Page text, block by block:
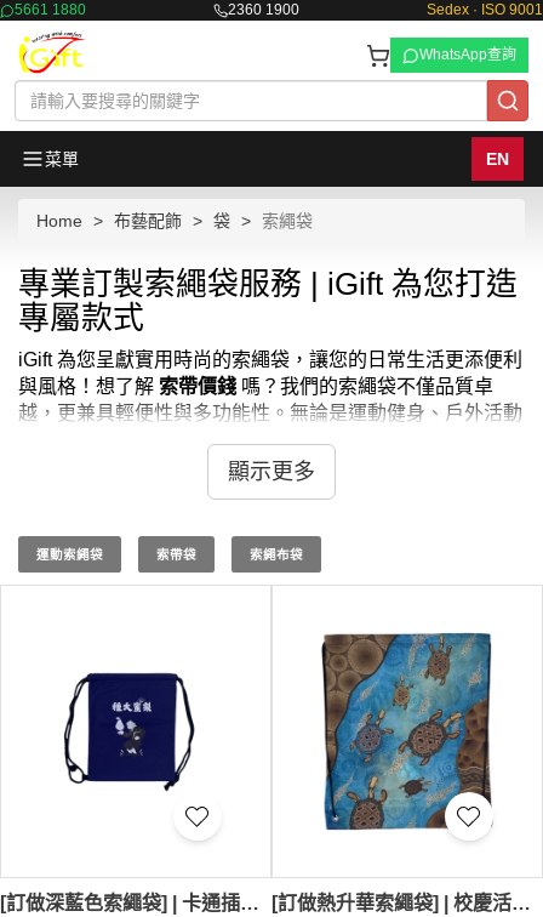
5661 1880 2360 1900 Sedex · ISO 9001
WhatsApp查詢
菜單 EN
Home 布藝配飾 袋 索繩袋
專業訂製索繩袋服務 | iGift 為您打造
專屬款式
iGift 為您呈獻實用時尚的索繩袋，讓您的日常生活更添便利
與風格！想了解 索帶價錢 嗎？我們的索繩袋不僅品質卓
越，更兼具輕便性與多功能性。無論是運動健身、戶外活動
還是日常出行，這些索繩袋都能滿足您的多樣需求。如果您
索繩袋香港的供應商，iGift 絕對是您
的首選。每一個索繩袋都由我們的設計團隊精心打造，確保
務。立即選購，讓 iGift 的索繩袋成為您生活中的實用配
件！
我們的索繩袋不僅能提升您的生活效率，更是展現個人風格
的絕佳方式。從簡約設計到時尚印花，iGift 的索繩袋系列應
有盡有。無論您需要
拉繩袋，iGift 都能滿足您
的需求。我們注重細節，如防水材質、加固拉繩，讓您的索
繩袋既實用又耐用。想要
束口袋訂製嗎？或是束口袋 訂製
呢？現在就來 iGift 探索您的專屬索繩袋，為您的日常生活
增添便利與時尚！如果您需要
小索繩袋，iGift 也能提供。
雖然我們不提供零售和即時交收服務，但我們保證在您下單
50件起 ； 價格：HKD18 / 起, 視乎數量而定。貨期約需7-
21天。
顯示更多
運動索繩袋 索帶袋 索繩布袋
[訂做深藍色索繩袋] | 卡通插畫logo印花 | 兩側有抽繩設計 | 方便收緊或攜帶 | 紀念品使 | DWG030 [訂做熱升華索繩袋] | 校慶活動索繩袋 | Southern Cross University | 紀念品索繩袋 DWG028